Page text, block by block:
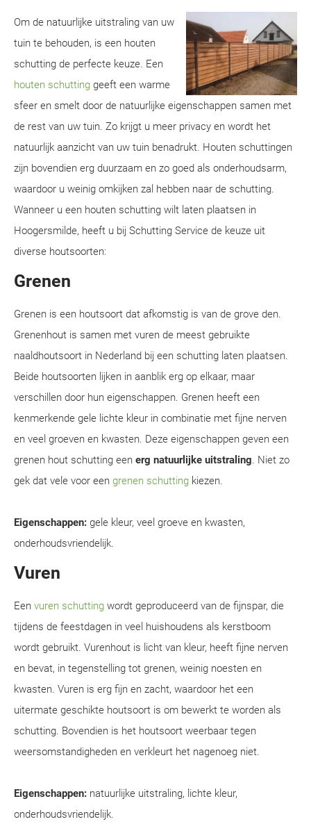
Om de natuurlijke uitstraling van uw
tuin te behouden, is een houten
schutting de perfecte keuze. Een
houten schutting geeft een warme
sfeer en smelt door de natuurlijke eigenschappen samen met
de rest van uw tuin. Zo krijgt u meer privacy en wordt het
natuurlijk aanzicht van uw tuin benadrukt. Houten schuttingen
zijn bovendien erg duurzaam en zo goed als onderhoudsarm,
waardoor u weinig omkijken zal hebben naar de schutting.
Wanneer u een houten schutting wilt laten plaatsen in
Hoogersmilde, heeft u bij Schutting Service de keuze uit
diverse houtsoorten:
Grenen
Grenen is een houtsoort dat afkomstig is van de grove den.
Grenenhout is samen met vuren de meest gebruikte
naaldhoutsoort in Nederland bij een schutting laten plaatsen.
Beide houtsoorten lijken in aanblik erg op elkaar, maar
verschillen door hun eigenschappen. Grenen heeft een
kenmerkende gele lichte kleur in combinatie met fijne nerven
en veel groeven en kwasten. Deze eigenschappen geven een
grenen hout schutting een erg natuurlijke uitstraling. Niet zo
gek dat vele voor een grenen schutting kiezen.
Eigenschappen: gele kleur, veel groeve en kwasten,
onderhoudsvriendelijk.
Vuren
Een vuren schutting wordt geproduceerd van de fijnspar, die
tijdens de feestdagen in veel huishoudens als kerstboom
wordt gebruikt. Vurenhout is licht van kleur, heeft fijne nerven
en bevat, in tegenstelling tot grenen, weinig noesten en
kwasten. Vuren is erg fijn en zacht, waardoor het een
uitermate geschikte houtsoort is om bewerkt te worden als
schutting. Bovendien is het houtsoort weerbaar tegen
weersomstandigheden en verkleurt het nagenoeg niet.
Eigenschappen: natuurlijke uitstraling, lichte kleur,
onderhoudsvriendelijk.